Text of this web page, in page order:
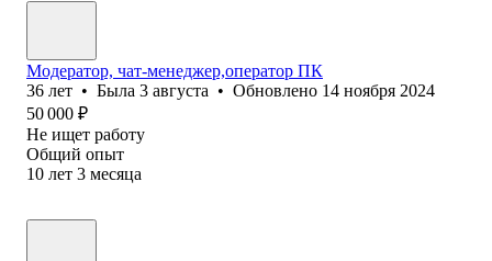
Модератор, чат-менеджер,оператор ПК
36 лет • Была 3 августа • Обновлено 14 ноября 2024
50 000 ₽
Не ищет работу
Общий опыт
10 лет 3 месяца